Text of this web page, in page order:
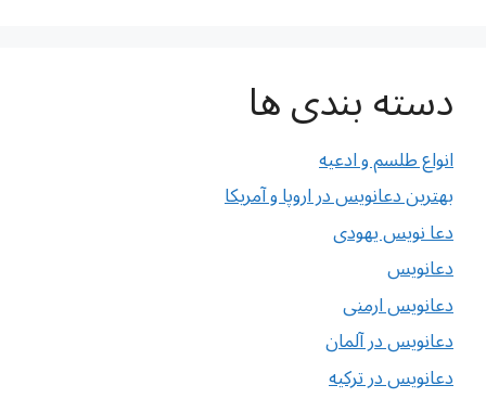
دسته بندی ها
انواع طلسم و ادعیه
بهترین دعانویس در اروپا و آمریکا
دعا نویس یهودی
دعانویس
دعانویس ارمنی
دعانویس در آلمان
دعانویس در ترکیه